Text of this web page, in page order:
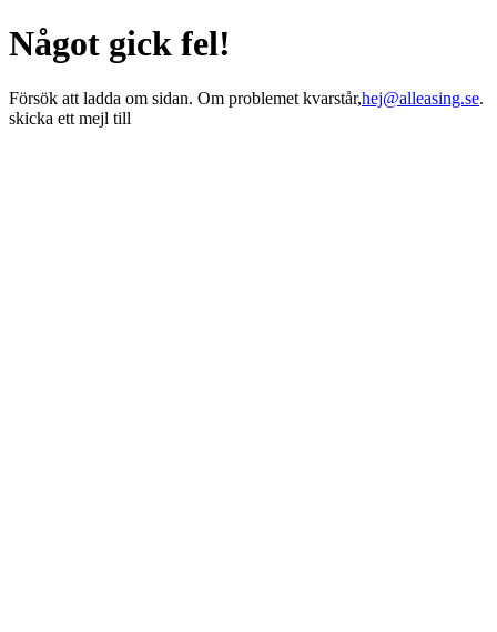
Något gick fel!
Försök att ladda om sidan. Om problemet kvarstår,hej@alleasing.se.
skicka ett mejl till